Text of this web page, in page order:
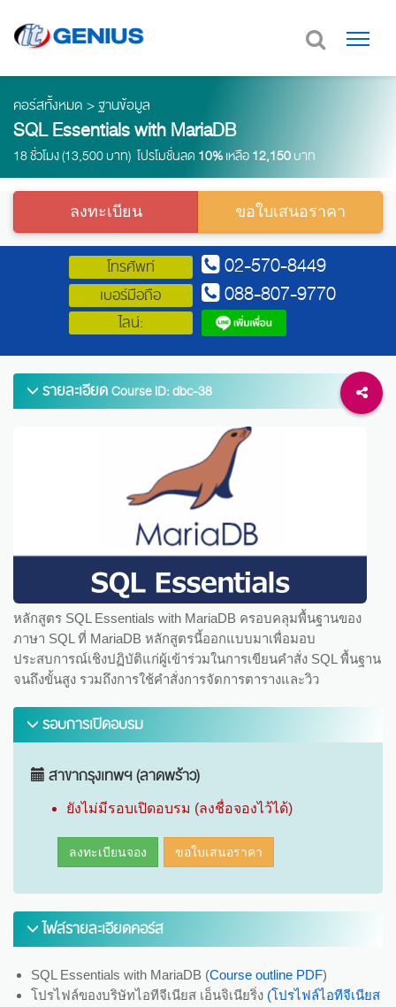
คอร์สทั้งหมด >ฐานข้อมูล
SQL Essentials with MariaDB
18 ชั่วโมง (13,500 บาท) โปรโมชั่นลด 10%เหลือ12,150บาท
ลงทะเบียน ขอใบเสนอราคา
โทรศัพท์ 02-570-8449
เบอร์มือถือ 088-807-9770
ไลน์:
รายละเอียดCourse ID: dbc-38
หลักสูตร SQL Essentials with MariaDB ครอบคลุมพื้นฐานของ
ภาษา SQL ที่ MariaDB หลักสูตรนี้ออกแบบมาเพื่อมอบ
ประสบการณ์เชิงปฏิบัติแก่ผู้เข้าร่วมในการเขียนคำสั่ง SQL พื้นฐาน
จนถึงขั้นสูง รวมถึงการใช้คำสั่งการจัดการตารางและวิว
รอบการเปิดอบรม
สาขากรุงเทพฯ (ลาดพร้าว)
ยังไม่มีรอบเปิดอบรม (ลงชื่อจองไว้ได้)
ลงทะเบียนจอง ขอใบเสนอราคา
ไฟล์รายละเอียดคอร์ส
SQL Essentials with MariaDB (Course outline PDF)
โปรไฟล์ของบริษัทไอทีจีเนียส เอ็นจิเนียริ่ง (โปรไฟล์ไอทีจีเนียส